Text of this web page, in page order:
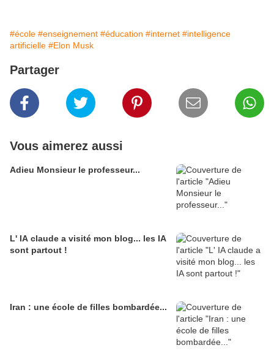
#école #enseignement #éducation #internet #intelligence
artificielle #Elon Musk
Partager
Vous aimerez aussi
Adieu Monsieur le professeur...
L' IA claude a visité mon blog... les IA
sont partout !
Iran : une école de filles bombardée...